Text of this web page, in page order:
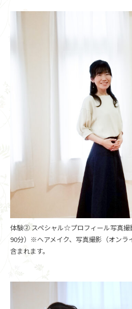
体験② スペシャル☆プロフィール写真撮
90分）※ヘアメイク、写真撮影（オンラ
含まれます。